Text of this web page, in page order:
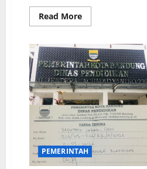
Read MoreRead
more
BPJS
Kesehatan
Jadi
Keynote
Speaker
Workshop
Nasional
UNJANI
tentang
Transformasi
Sistem
Kesehatan
dan
Kebijakan
Rumah
PEMERINTAH